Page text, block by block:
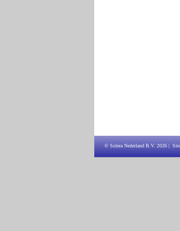
© Solera Nederland B.V. 2026 |